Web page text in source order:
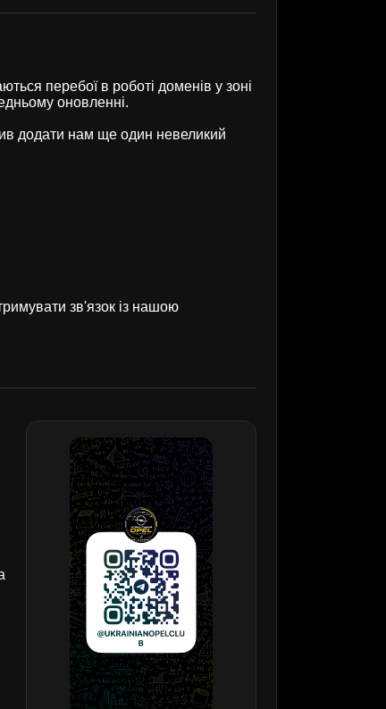
перебої в роботі доменів у зоні
оновленні.
додати нам ще один невеликий
зв'язок із нашою